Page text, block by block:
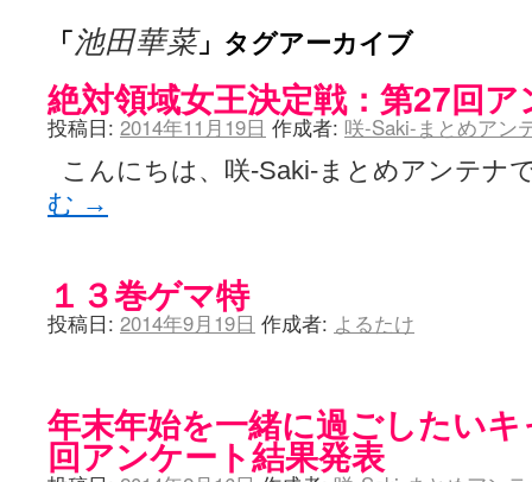
「池田華菜」タグアーカイブ
絶対領域女王決定戦：第27回
投稿日: 2014年11月19日 作成者: 咲-Saki-まとめアン
こんにちは、咲-Saki-まとめアンテ
む →
１３巻ゲマ特
投稿日: 2014年9月19日 作成者: よるたけ
年末年始を一緒に過ごしたい
回アンケート結果発表